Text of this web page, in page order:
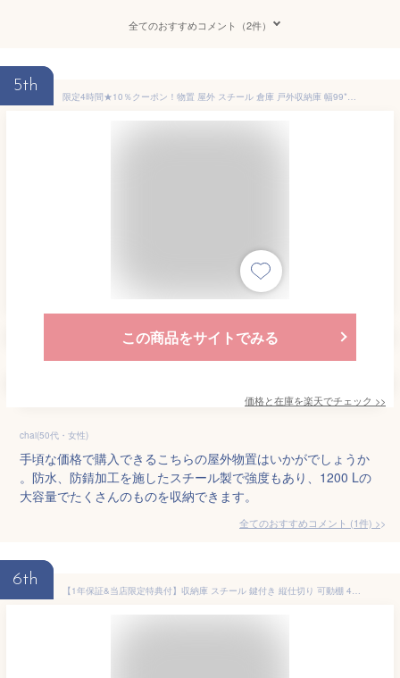
全てのおすすめコメント（2件）
5th
限定4時間★10％クーポン！物置 屋外 スチール 倉庫 戸外収納庫 幅99*奥行き105*高160 スリム 物置き 大型 収納庫 屋外物置 防さび ベランダ 防水 ドア 引戸 スチール物置 屋外収納 ロック付き ガーデニング 庭 新作
この商品をサイトでみる
価格と在庫を楽天でチェック >>
chai(50代・女性)
手頃な価格で購入できるこちらの屋外物置はいかがでしょうか
。防水、防錆加工を施したスチール製で強度もあり、1200 Lの
大容量でたくさんのものを収納できます。
全てのおすすめコメント (1件) >
6th
【1年保証&当店限定特典付】収納庫 スチール 鍵付き 縦仕切り 可動棚 4枚 DEBARA デバラ 屋外 防錆 大容量 おしゃれ 木目調 モルタル 物置 倉庫 ガーデニング 耐久性 防災用品 掃除 ベランダ ガレージ 車